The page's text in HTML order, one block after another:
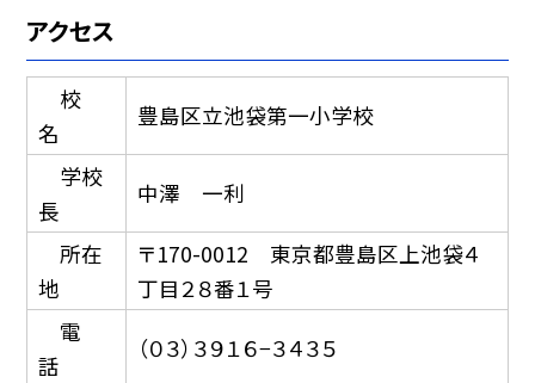
アクセス
校
名
豊島区立池袋第一小学校
学校
長
中澤 一利
所在
地
〒170-0012 東京都豊島区上池袋４
丁目２８番１号
電
話
（０３）３９１６−３４３５